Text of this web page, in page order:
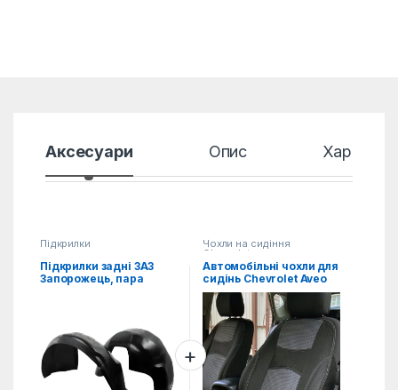
Аксесуари Опис
Підкрилки
Підкрилки задні ЗАЗ
Запорожець, пара
Чохли на сидіння
Chevrolet
Автомобільні чохли для
сидінь Chevrolet Aveo
(2002-2011)